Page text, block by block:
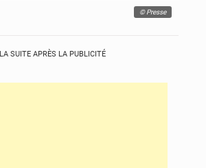
© Presse
LA SUITE APRÈS LA PUBLICITÉ